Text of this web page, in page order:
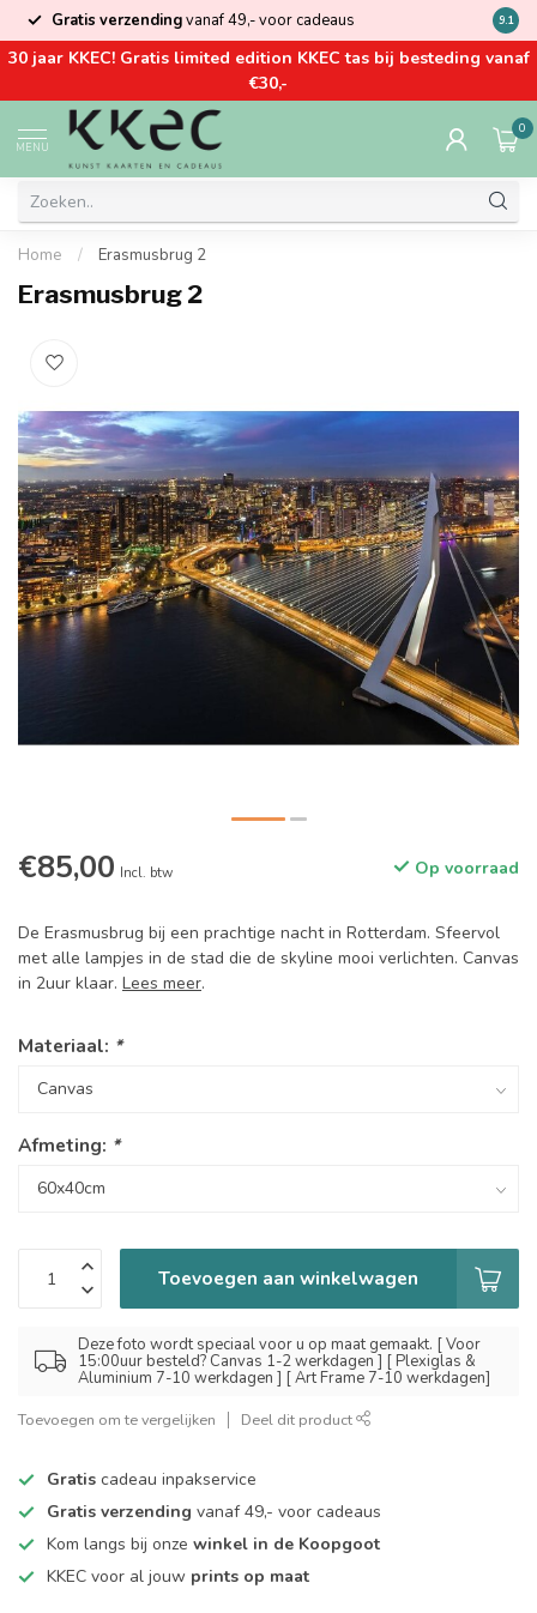
Gratis verzendingvanaf 49,- voor cadeaus Kom
9.1
30 jaar KKEC! Gratis limited edition KKEC tas bij besteding vanaf
€30,-
MENU
0
Home / Erasmusbrug 2
Erasmusbrug 2
€85,00 Incl. btw Op voorraad
De Erasmusbrug bij een prachtige nacht in Rotterdam. Sfeervol
met alle lampjes in de stad die de skyline mooi verlichten. Canvas
in 2uur klaar. Lees meer.
Materiaal: *
Afmeting: *
Toevoegen aan winkelwagen
Deze foto wordt speciaal voor u op maat gemaakt. [ Voor
15:00uur besteld? Canvas 1-2 werkdagen ] [ Plexiglas &
Aluminium 7-10 werkdagen ] [ Art Frame 7-10 werkdagen]
Toevoegen om te vergelijken Deel dit product
Gratis cadeau inpakservice
Gratis verzending vanaf 49,- voor cadeaus
Kom langs bij onze winkel in de Koopgoot
KKEC voor al jouw prints op maat